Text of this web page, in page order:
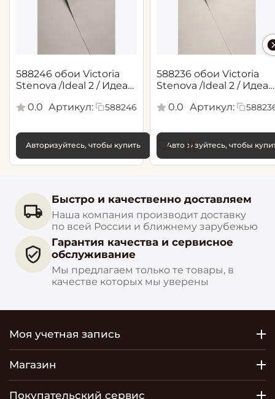
588246 обои Victoria
Stenova /Ideal 2 / Идеал
0.0 Артикул: 588246
Авторизуйтесь, чтобы купить
588236 обои Victoria
Stenova /Ideal 2 / Идеал
0.0 Артикул:
Авторизуйтесь, чтобы
Быстро и качественно доставляем
Наша компания производит доставку
по всей России и ближнему зарубежью
Гарантия качества и сервисное
обслуживание
Мы предлагаем только те товары, в
качестве которых мы уверены
Моя учетная запись
Магазин
Покупательский сервис